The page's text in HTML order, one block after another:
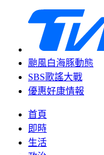
颱風白海豚動態
SBS歌謠大戰
優惠好康情報
首頁
即時
生活